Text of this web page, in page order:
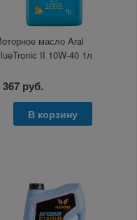
масло Aral
II 10W-40 1л
367 руб.
В корзину